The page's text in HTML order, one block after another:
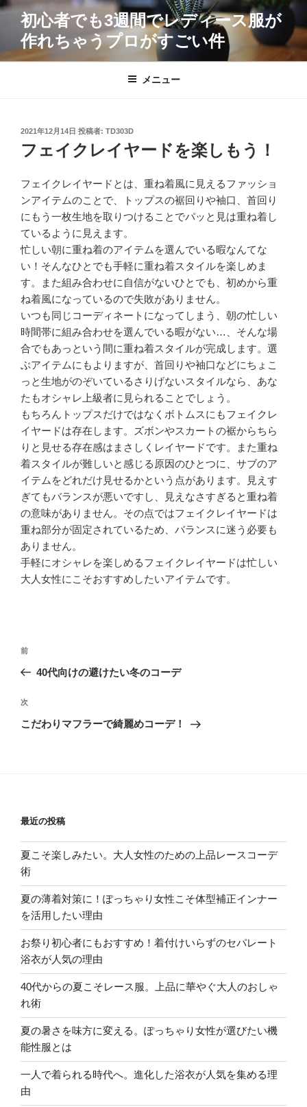
コ
初心者でも3週間でレディース服が
作れちゃうプロがすごい件
メニュー
投
稿
日:
2021年12月14日 投稿者: TD303D
フェイクレイヤードを楽しもう！
フェイクレイヤードとは、重ね着風に見えるファッショ
ンアイテムのことで、トップスの裾回りや袖口、首回り
にもう一枚生地を取りつけることでパッと見は重ね着し
ているように見えます。
忙しい朝に重ね着のアイテムを選んでいる暇なんてな
い！そんなひとでも手軽に重ね着スタイルを楽しめま
す。また組み合わせに自信がないひとでも、初めから重
ね着風になっているので失敗がありません。
いつも同じコーディネートになってしまう、朝の忙しい
時間帯に組み合わせを選んでいる暇がない…、そんな場
合でもあっという間に重ね着スタイルが完成します。選
ぶアイテムにもよりますが、首回りや袖口などにちょこ
っと生地がのぞいているさりげないスタイルなら、あな
たもオシャレ上級者に見られることでしょう。
もちろんトップスだけではなくボトムスにもフェイクレ
イヤードは存在します。ズボンやスカートの裾からちら
りと見せる存在感はまさしくレイヤードです。また重ね
着スタイルが難しいと感じる原因のひとつに、サブのア
イテムをどれだけ見せるかという点があります。見えす
ぎてもバランスが悪いですし、見えなさすぎると重ね着
の意味がありません。その点ではフェイクレイヤードは
重ね部分が固定されているため、バランスに迷う必要も
ありません。
手軽にオシャレを楽しめるフェイクレイヤードは忙しい
大人女性にこそおすすめしたいアイテムです。
投
ビ
ゲ
過
去
投
稿
前
40代向けの避けたい冬のコーデ
次
の
次
こだわりマフラーで綺麗めコーデ！
最近の投稿
夏こそ楽しみたい。大人女性のための上品レースコーデ
術
夏の薄着対策に！ぽっちゃり女性こそ体型補正インナー
を活用したい理由
お祭り初心者にもおすすめ！着付けいらずのセパレート
浴衣が人気の理由
40代からの夏こそレース服。上品に華やぐ大人のおしゃ
れ術
夏の暑さを味方に変える。ぽっちゃり女性が選びたい機
能性服とは
一人で着られる時代へ。進化した浴衣が人気を集める理
由